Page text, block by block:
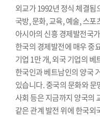
외교가 1992년 정식 체결
국방, 문화, 교육, 예술, 스
아시아의 신흥 경제발전국
한국의 경제발전에 매우 중
기업 1만 개, 외국 기업의
한국인과 베트남인의 양국
있습니다. 중국의 문화와
사회 등은 지금까지 양국의
같은 관계 발전 위에 한국